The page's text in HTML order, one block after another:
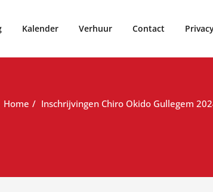
Kalender Verhuur Contact
Home Inschrijvingen Chiro Okido Gullegem